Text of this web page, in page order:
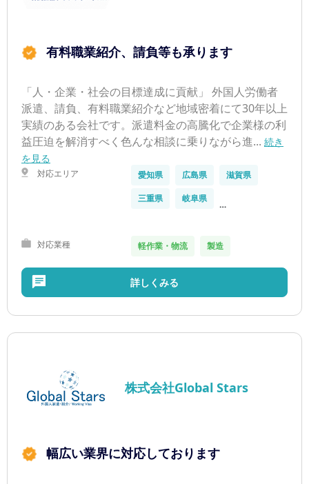
有料職業紹介、請負等も承ります
「人・企業・社会の目標達成に貢献」 外国人労働者
派遣、請負、有料職業紹介など地域密着にて30年以上
実績のある会社です。派遣料金の高騰化で企業様の利
益圧迫を解消すべく色んな相談に乗りながら進... 続き
を見る
対応エリア 愛知県 広島県
滋賀県
三重県
岐阜県
…
対応業種 軽作業・物流 製造
詳しくみる
株式会社Global Stars
幅広い業界に対応しております